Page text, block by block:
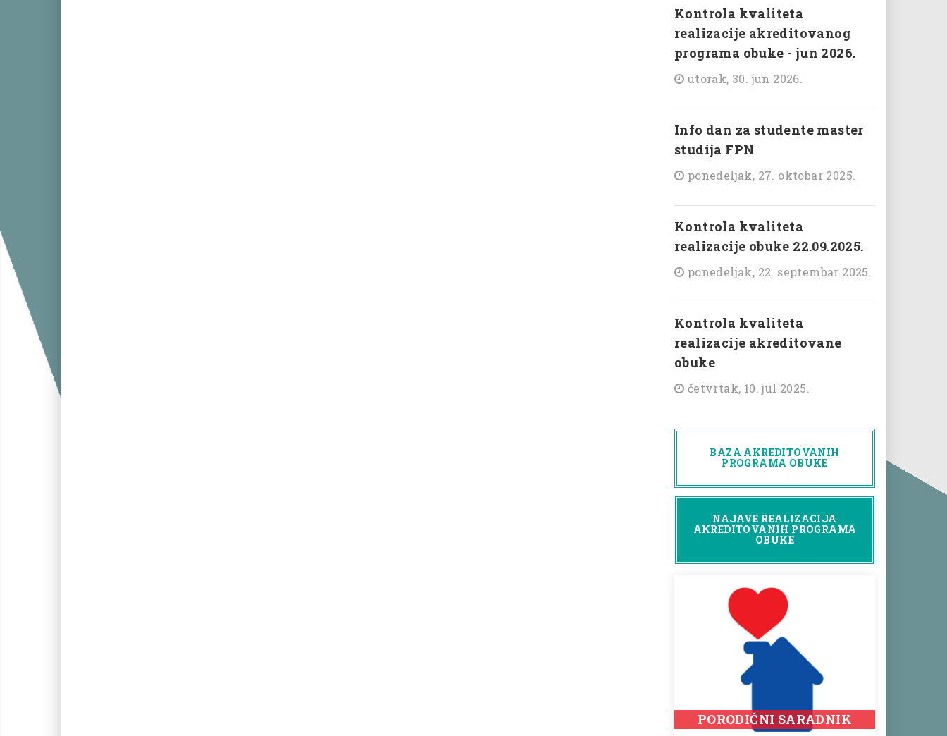
Kontrola kvaliteta
realizacije akreditovanog
programa obuke - jun 2026.
utorak, 30. jun 2026.
Info dan za studente master
studija FPN
ponedeljak, 27. oktobar 2025.
Kontrola kvaliteta
realizacije obuke 22.09.2025.
ponedeljak, 22. septembar 2025.
Kontrola kvaliteta
realizacije akreditovane
obuke
četvrtak, 10. jul 2025.
BAZA AKREDITOVANIH
PROGRAMA OBUKE
NAJAVE REALIZACIJA
AKREDITOVANIH PROGRAMA
OBUKE
PORODIČNI SARADNIK